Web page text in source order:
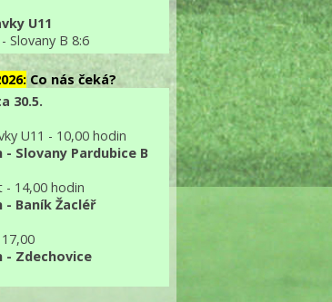
U11
Slovany B 8:6
Co nás čeká?
30.5.
U11 - 10,00 hodin
- Slovany Pardubice B
- 14,00 hodin
- Baník Žacléř
- Zdechovice